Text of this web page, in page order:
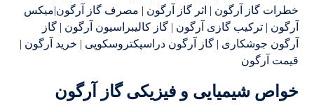
خطرات گاز آرگون | اثر گاز آرگون | مصرف گاز آرگون|میکس
آرگون | ترکیب گازی آرگون | گاز کالیبراسیون آرگون | گاز
آرگون جوشکاری | گاز آرگون دراسپکتروسکوپی | خرید آرگون |
قیمت آرگون
خواص شیمیایی و فیزیکی گاز آرگون